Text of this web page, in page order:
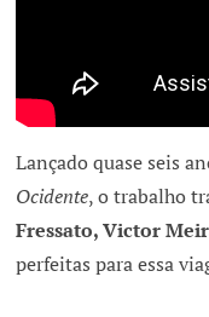
Lançado quase seis
Ocidente, o trabalho
Fressato, Victor
perfeitas para essa